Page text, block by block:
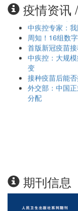
疫情资讯
我国发现全球
中疾控专家：
周知！16组数
首版新冠疫苗接
中疾控：大规
变
接种疫苗后能
外交部：中国
分配
期刊信息